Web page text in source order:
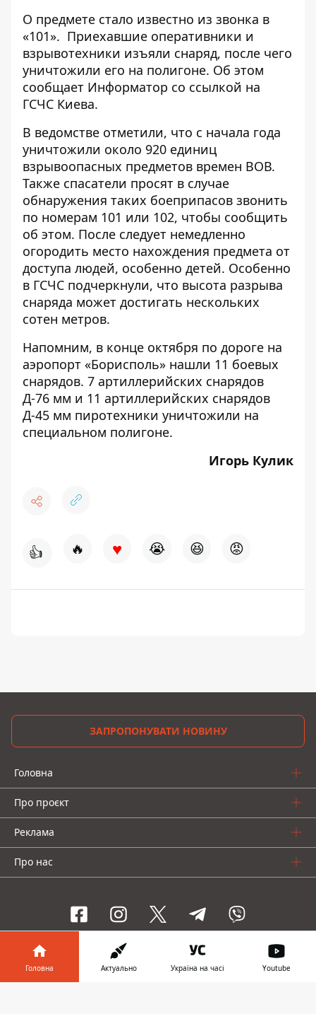
О предмете стало известно из звонка в
«101». Приехавшие оперативники и
взрывотехники изъяли снаряд, после чего
уничтожили его на полигоне. Об этом
сообщает Информатор со ссылкой на
ГСЧС Киева.
В ведомстве отметили, что с начала года
уничтожили около 920 единиц
взрывоопасных предметов времен ВОВ.
Также спасатели просят в случае
обнаружения таких боеприпасов звонить
по номерам 101 или 102, чтобы сообщить
об этом. После следует немедленно
огородить место нахождения предмета от
доступа людей, особенно детей. Особенно
в ГСЧС подчеркнули, что высота разрыва
снаряда может достигать нескольких
сотен метров.
Напомним, в конце октября по дороге на
аэропорт «Борисполь» нашли 11 боевых
снарядов. 7 артиллерийских снарядов
Д-76 мм и 11 артиллерийских снарядов
Д-45 мм пиротехники уничтожили на
специальном полигоне.
Игорь Кулик
👍 🔥 ♥ 😭 😆 😡
ЗАПРОПОНУВАТИ НОВИНУ
Головна
Про проєкт
Реклама
Про нас
Інформатор проекти
Головна Актуально Україна на часі Youtube